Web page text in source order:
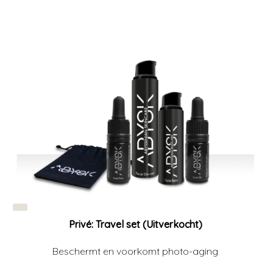
Privé: Travel set (Uitverkocht)
Beschermt en voorkomt photo-aging